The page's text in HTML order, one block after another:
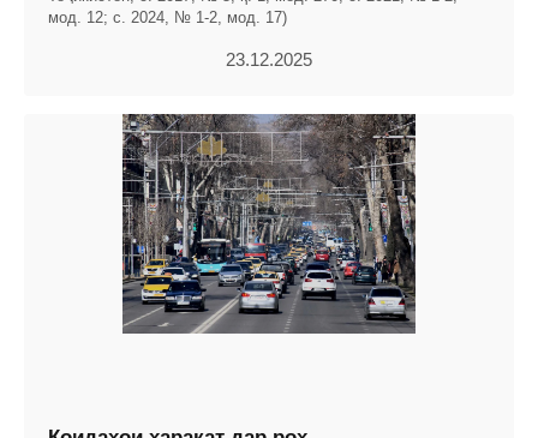
мод. 12; с. 2024, № 1-2, мод. 17)
23.12.2025